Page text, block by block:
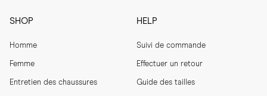
SHOP
Homme
Femme
Entretien des chaussures
HELP
Suivi de commande
Effectuer un retour
Guide des tailles